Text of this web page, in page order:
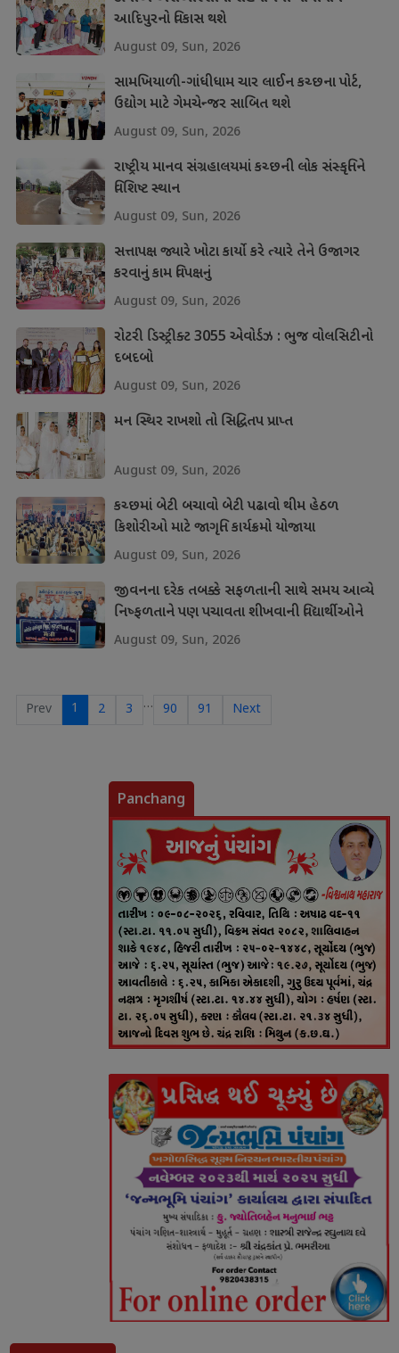
આદિપુરનો વિકાસ થશે
August 09, Sun, 2026
સામખિયાળી-ગાંધીધામ ચાર લાઈન કચ્છના પોર્ટ,
ઉદ્યોગ માટે ગેમચેન્જર સાબિત થશે
August 09, Sun, 2026
રાષ્ટ્રીય માનવ સંગ્રહાલયમાં કચ્છની લોક સંસ્કૃતિને
વિશિષ્ટ સ્થાન
August 09, Sun, 2026
સત્તાપક્ષ જ્યારે ખોટા કાર્યો કરે ત્યારે તેને ઉજાગર
કરવાનું કામ વિપક્ષનું
August 09, Sun, 2026
રોટરી ડિસ્ટ્રીક્ટ 3055 એવોર્ડઝ : ભુજ વોલસિટીનો
દબદબો
August 09, Sun, 2026
મન સ્થિર રાખશો તો સિદ્ધિતપ પ્રાપ્ત
August 09, Sun, 2026
કચ્છમાં બેટી બચાવો બેટી પઢાવો થીમ હેઠળ
કિશોરીઓ માટે જાગૃતિ કાર્યક્રમો યોજાયા
August 09, Sun, 2026
જીવનના દરેક તબક્કે સફળતાની સાથે સમય આવ્યે
નિષ્ફળતાને પણ પચાવતા શીખવાની વિદ્યાર્થીઓને
શીખ
August 09, Sun, 2026
Prev 1 2 3 … 90 91 Next
Panchang